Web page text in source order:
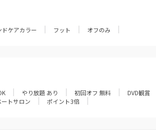
ドケアカラー フット オフのみ
やり放題 あり 初回オフ 無料 DVD観賞
トサロン ポイント3倍